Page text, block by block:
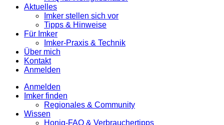
Aktuelles
Imker stellen sich vor
Tipps & Hinweise
Für Imker
Imker-Praxis & Technik
Über mich
Kontakt
Anmelden
Anmelden
Imker finden
Regionales & Community
Wissen
Honig-FAQ & Verbrauchertipps